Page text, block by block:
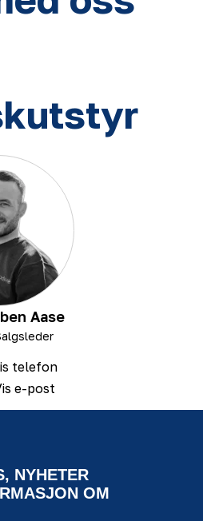
Aase
telefon
e-post
NYHETER
OM